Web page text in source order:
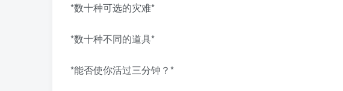
*数十种可选的灾难*
*数十种不同的道具*
*能否使你活过三分钟？*